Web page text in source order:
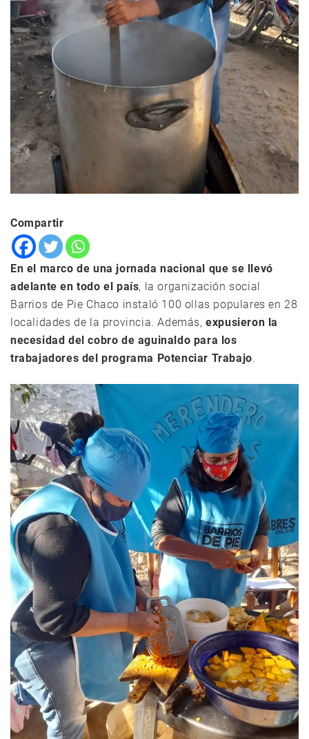
Compartir
En el marco de una jornada nacional que se llevó
adelante en todo el país, la organización social
Barrios de Pie Chaco instaló 100 ollas populares en 28
localidades de la provincia. Además,expusieron la
necesidad del cobro de aguinaldo para los
trabajadores del programa Potenciar Trabajo.